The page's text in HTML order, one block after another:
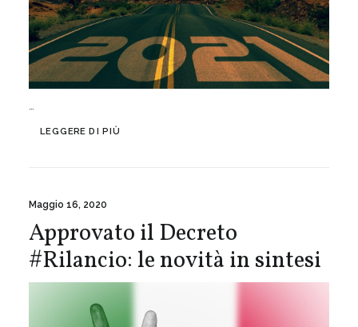
…
LEGGERE DI PIÙ
Maggio 16, 2020
Approvato il Decreto
#Rilancio: le novità in sintesi